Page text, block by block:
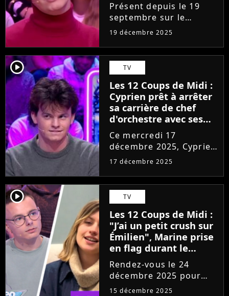
Présent depuis le 19
septembre sur le
plateau des 12 Coups de
les traces d'Emilien.
Problème, la production
a introduit de nouvelles
règles très étranges,
supprimant...
19 décembre 2025
player2 TV
Les 12 Coups de Midi :
Cyprien prêt à arrêter
sa carrière de chef
d'orchestre avec ses
gains ? "Il y a toujours
une petite voix qui me
dit..."
Ce mercredi 17
décembre 2025, Cyprien
sera de nouveau
l'émission Les 12 coups
de midi. Pas
d'élimination en vue
pour le maître du jeu de
TF1, mais une cagnotte
qui va...
17 décembre 2025
player2 TV
Les 12 Coups de Midi :
"J’ai un petit crush sur
Émilien", Marine prise
en flag durant le
Prime de Noël
Rendez-vous le 24
décembre 2025 pour
assister au Prime de
15 décembre 2025